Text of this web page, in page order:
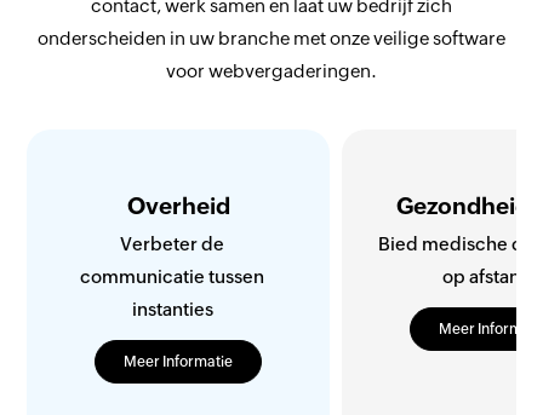
contact, werk samen en laat uw bedrijf zich
onderscheiden in uw branche met onze veilige software
voor webvergaderingen.
Overheid
Verbeter de
communicatie tussen
instanties
Meer Informatie
Bied medische
op afstand
Meer